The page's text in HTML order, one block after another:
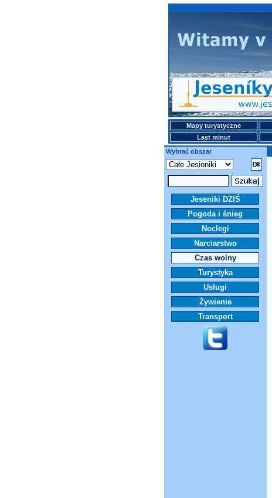
Mapy turystyczne
Last minut
Wybrać obszar
Jeseniki DZIŚ
Pogoda i śnieg
Noclegi
Narciarstwo
Czas wolny
Turystyka
Usługi
Żywienie
Transport